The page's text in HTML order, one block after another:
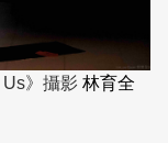
》攝影 林育全